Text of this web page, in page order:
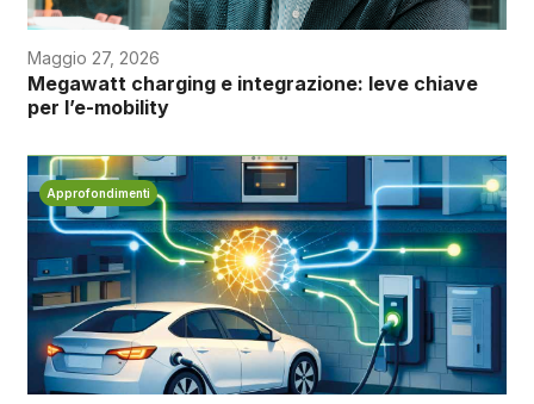
Maggio 27, 2026
Megawatt charging e integrazione: leve chiave
per l’e-mobility
Approfondimenti